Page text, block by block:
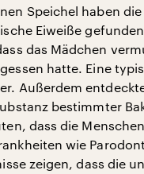
Speichel haben
Eiweiße
das Mädchen
hatte. Eine
Außerdem
bestimmter
dass die
wie
zeigen, dass die